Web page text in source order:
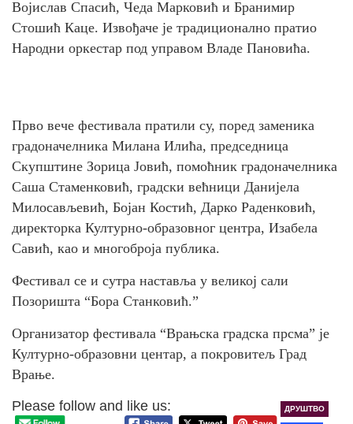
Војислав Спасић, Чеда Марковић и Бранимир
Стошић Каце. Извођаче је традиционално пратио
Народни оркестар под управом Владе Пановића.
Прво вече фестивала пратили су, поред заменика
градоначелника Милана Илића, председница
Скупштине Зорица Јовић, помоћник градоначелника
Саша Стаменковић, градски већници Данијела
Милосављевић, Бојан Костић, Дарко Раденковић,
директорка Културно-образовног центра, Изабела
Савић, као и многоброја публика.
Фестивал се и сутра наставља у великој сали
Позоришта “Бора Станковић.”
Организатор фестивала “Врањска градска прсма” је
Културно-образовни центар, а покровитељ Град
Врање.
Please follow and like us:
ДРУШТВО